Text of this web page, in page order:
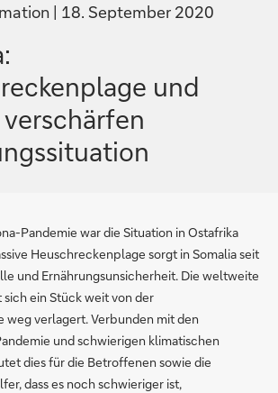
18. September 2020
und
Pandemie war die Situation in Ostafrika
Heuschreckenplage sorgt in Somalia seit
und Ernährungsunsicherheit. Die weltweite
ein Stück weit von der
weg verlagert. Verbunden mit den
und schwierigen klimatischen
dies für die Betroffenen sowie die
dass es noch schwieriger ist,